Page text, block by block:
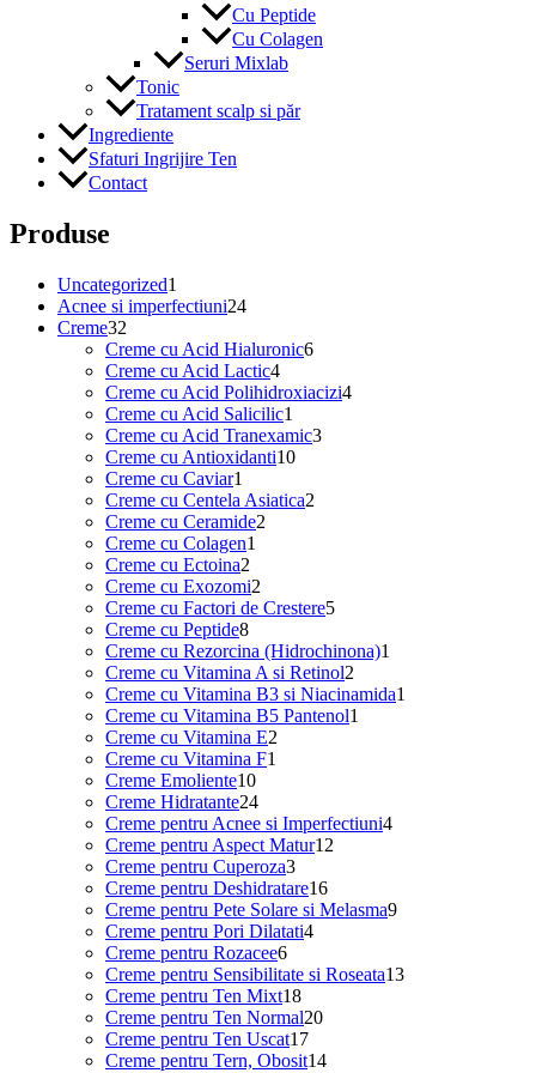
Cu Peptide
Cu Colagen
Seruri Mixlab
Tonic
Tratament scalp si păr
Ingrediente
Sfaturi Ingrijire Ten
Contact
Produse
Uncategorized1
produs
Acnee si imperfectiuni2424
produse
Creme32
de
produse
Creme cu Acid Hialuronic66
Creme cu Acid Lactic44
produse
Creme cu Acid Polihidroxiacizi44
Creme cu Acid Salicilic1
produs
Creme cu Acid Tranexamic33
Creme cu Antioxidanti1010
Creme cu Caviar1
produs
Creme cu Centela Asiatica2
Creme cu Ceramide2
Creme cu Colagen1
Creme cu Ectoina2
produse
Creme cu Exozomi2
produse
Creme cu Factori de Crestere55
Creme cu Peptide88
produse
Creme cu Rezorcina (Hidrochinona)1
Creme cu Vitamina A si Retinol2
produse
Creme cu Vitamina B3 si Niacinamida1
Creme cu Vitamina B5 Pantenol1
Creme cu Vitamina E2
Creme cu Vitamina F1
Creme Emoliente1010
produse
Creme Hidratante2424
de
produse
Creme pentru Acnee si Imperfectiuni44
Creme pentru Aspect Matur12
Creme pentru Cuperoza33
produse
Creme pentru Deshidratare1616
produse
Creme pentru Pete Solare si Melasma99
Creme pentru Pori Dilatati44
Creme pentru Rozacee66
produse
Creme pentru Sensibilitate si Roseata1313
Creme pentru Ten Mixt1818
produse
Creme pentru Ten Normal2020
produse
Creme pentru Ten Uscat1717
produse
Creme pentru Tern, Obosit1414